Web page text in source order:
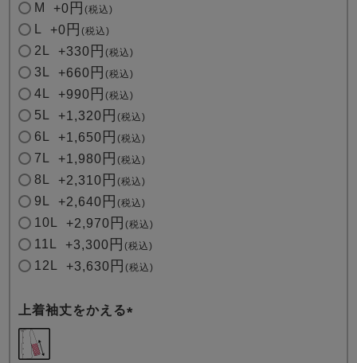
すべてのデザインのパジャマ一覧はこちら
)
M +0 税込
+0 税込
2L +330 税込
3L +660 税込
4L +990 税込
5L +1,320 税込
6L +1,650 税込
7L +1,980 税込
8L +2,310 税込
9L +2,640 税込
10L +2,970 税込
11L +3,300 税込
12L +3,630 税込
上着袖丈をかえる